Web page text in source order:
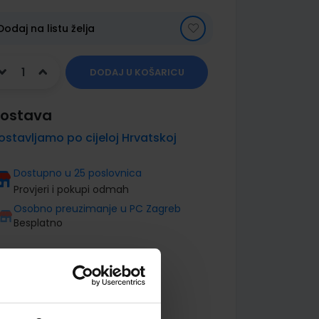
na listu želja
DODAJ U KOŠARICU
po cijeloj Hrvatskoj
Dostupno u 25 poslovnica
Provjeri i pokupi odmah
Osobno preuzimanje u PC Zagreb
Besplatno